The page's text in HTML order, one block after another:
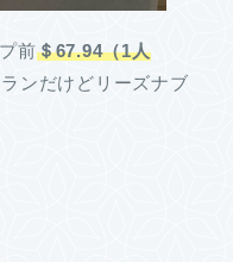
前＄67.94（1人
ンだけどリーズナブ